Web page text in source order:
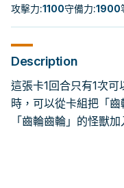
攻擊力:1100守備力:1900
Description
這張卡1回合只有1次
時，可以從卡組把「
「齒輪齒輪」的怪獸加